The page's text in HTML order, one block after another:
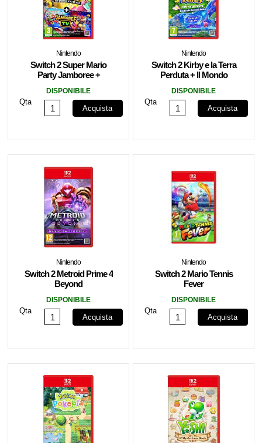
Nintendo
Switch 2 Super Mario
Party Jamboree +
DISPONIBILE
Qta
Acquista
Nintendo
Switch 2 Kirby e la Terra
Perduta + Il Mondo
DISPONIBILE
Qta
Acquista
Nintendo
Switch 2 Metroid Prime 4
Beyond
DISPONIBILE
Qta
Acquista
Nintendo
Switch 2 Mario Tennis
Fever
DISPONIBILE
Qta
Acquista